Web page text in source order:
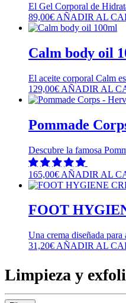
El Gel Corporal de
89,00€ AÑADIR AL
Calm body oil
El aceite corporal Calm
129,00€ AÑADIR AL
Pommade
Descubre la famosa
165,00€ AÑADIR AL
FOOT
Una crema diseñada
31,20€ AÑADIR AL
Limpieza y